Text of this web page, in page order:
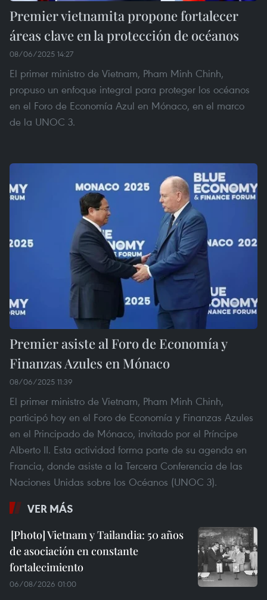
Premier vietnamita propone fortalecer
áreas clave en la protección de océanos
08/06/2025 14:27
El primer ministro de Vietnam, Pham Minh Chinh,
propuso un enfoque integral para proteger los océanos
en el Foro de Economía Azul en Mónaco, en el marco
de la UNOC 3.
Premier asiste al Foro de Economía y
Finanzas Azules en Mónaco
08/06/2025 11:39
El primer ministro de Vietnam, Pham Minh Chinh,
participó hoy en el Foro de Economía y Finanzas Azules
en el Principado de Mónaco, invitado por el Príncipe
Alberto II. Esta actividad forma parte de su agenda en
Francia, donde asiste a la Tercera Conferencia de las
Naciones Unidas sobre los Océanos (UNOC 3).
VER MÁS
Vietnam y Tailandia: 50 años
de asociación en constante
fortalecimiento
06/08/2026 01:00